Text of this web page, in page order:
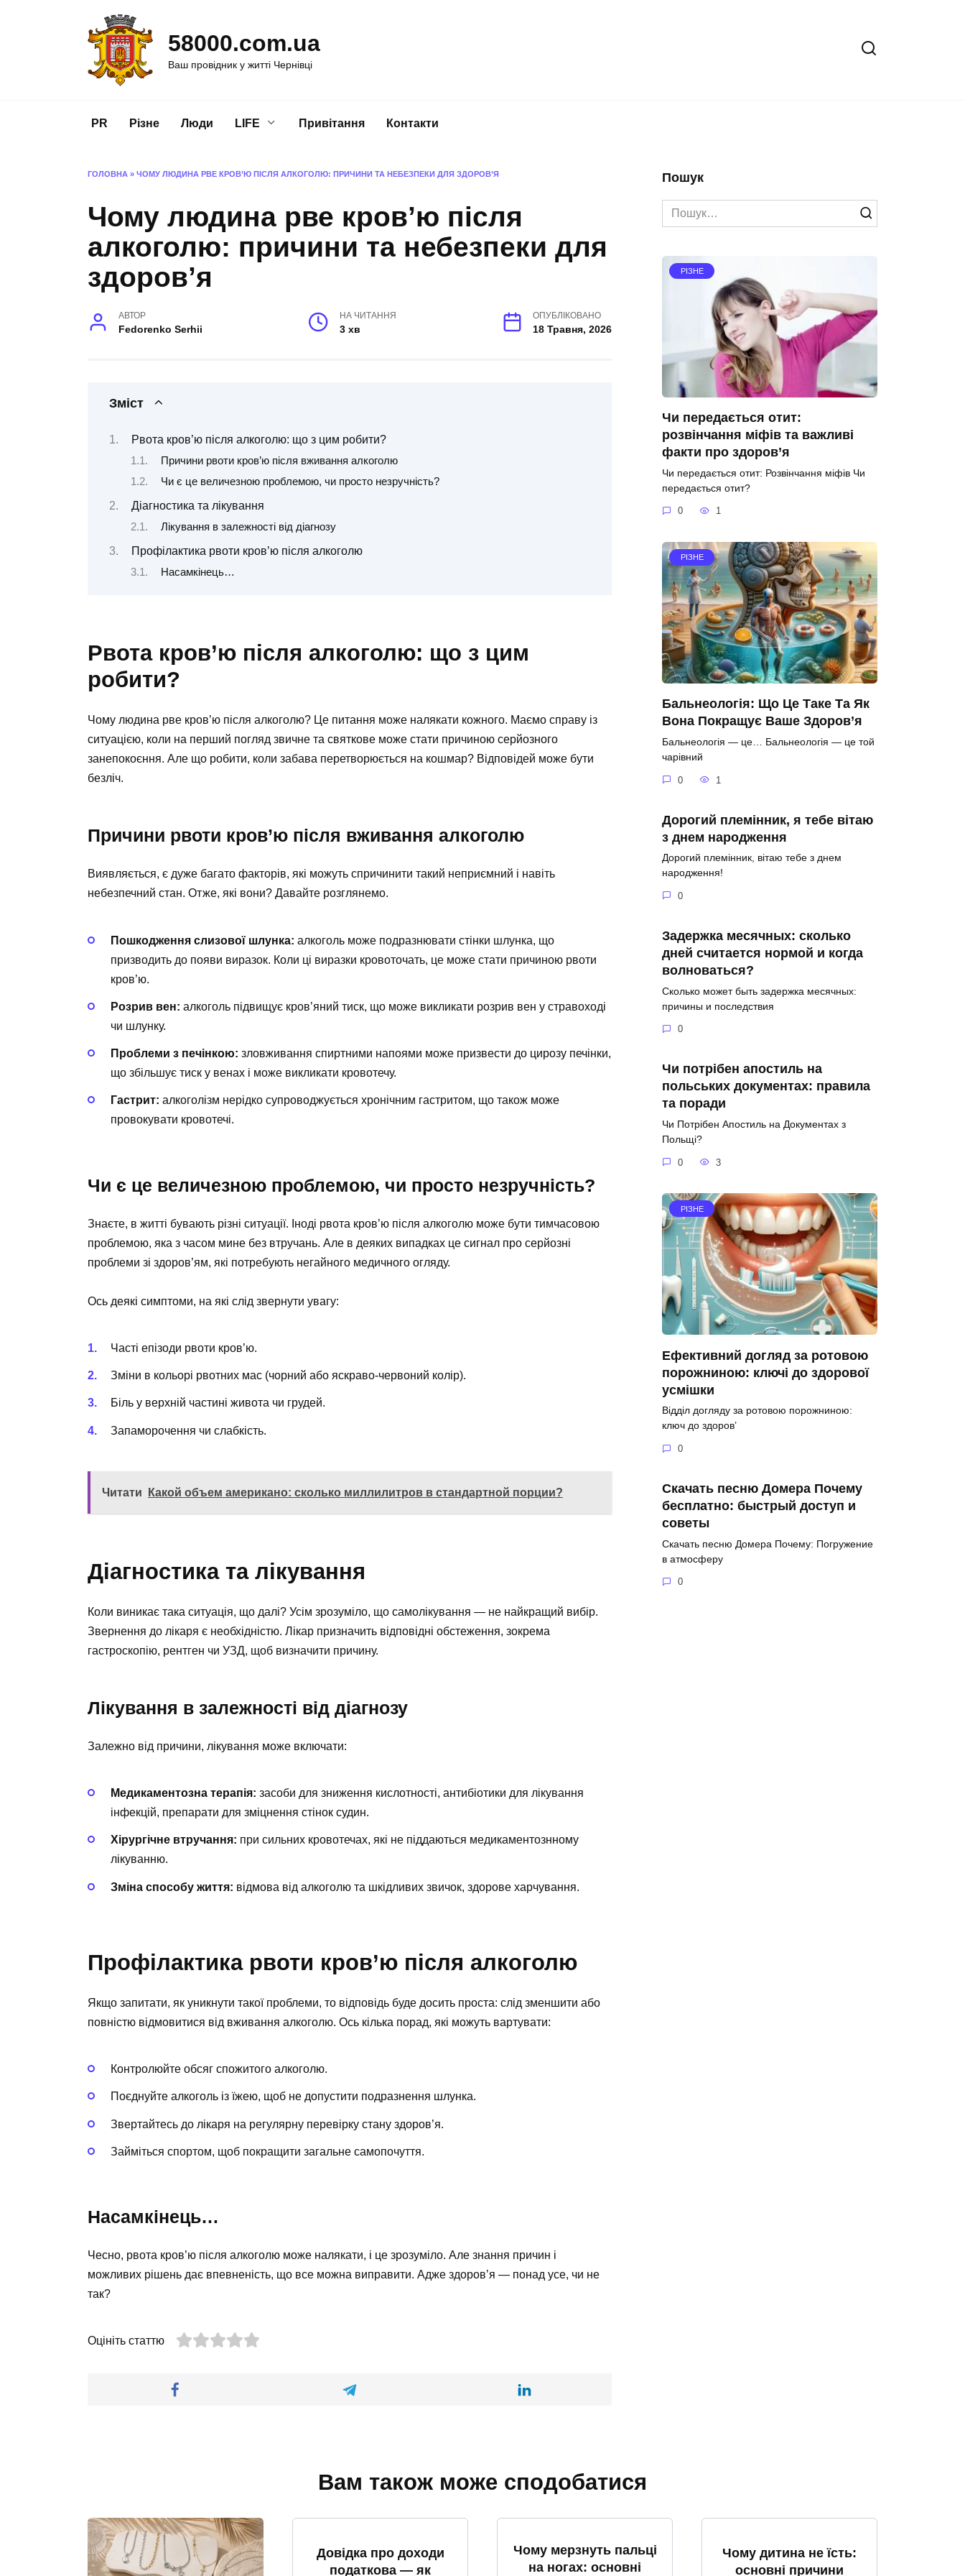
58000.com.ua
Ваш провідник у житті Чернівці
PR Різне Люди LIFE Привітання Контакти
ГОЛОВНА » ЧОМУ ЛЮДИНА РВЕ КРОВ’Ю ПІСЛЯ АЛКОГОЛЮ: ПРИЧИНИ ТА НЕБЕЗПЕКИ ДЛЯ ЗДОРОВ’Я
Чому людина рве кров’ю після
алкоголю: причини та небезпеки для
здоров’я
АВТОР
Fedorenko Serhii
НА ЧИТАННЯ
3 хв
ОПУБЛІКОВАНО
18 Травня, 2026
Зміст
Рвота кров’ю після алкоголю: що з цим робити?
Причини рвоти кров’ю після вживання алкоголю
Чи є це величезною проблемою, чи просто незручність?
Діагностика та лікування
Лікування в залежності від діагнозу
Профілактика рвоти кров’ю після алкоголю
Насамкінець…
Рвота кров’ю після алкоголю: що з цим
робити?
Чому людина рве кров’ю після алкоголю? Це питання може налякати кожного. Маємо справу із
ситуацією, коли на перший погляд звичне та святкове може стати причиною серйозного
занепокоєння. Але що робити, коли забава перетворюється на кошмар? Відповідей може бути
безліч.
Причини рвоти кров’ю після вживання алкоголю
Виявляється, є дуже багато факторів, які можуть спричинити такий неприємний і навіть
небезпечний стан. Отже, які вони? Давайте розглянемо.
Пошкодження слизової шлунка: алкоголь може подразнювати стінки шлунка, що
призводить до появи виразок. Коли ці виразки кровоточать, це може стати причиною рвоти
кров’ю.
Розрив вен: алкоголь підвищує кров’яний тиск, що може викликати розрив вен у стравоході
чи шлунку.
Проблеми з печінкою: зловживання спиртними напоями може призвести до цирозу печінки,
що збільшує тиск у венах і може викликати кровотечу.
Гастрит: алкоголізм нерідко супроводжується хронічним гастритом, що також може
провокувати кровотечі.
Чи є це величезною проблемою, чи просто незручність?
Знаєте, в житті бувають різні ситуації. Іноді рвота кров’ю після алкоголю може бути тимчасовою
проблемою, яка з часом мине без втручань. Але в деяких випадках це сигнал про серйозні
проблеми зі здоров’ям, які потребують негайного медичного огляду.
Ось деякі симптоми, на які слід звернути увагу:
Часті епізоди рвоти кров’ю.
Зміни в кольорі рвотних мас (чорний або яскраво-червоний колір).
Біль у верхній частині живота чи грудей.
Запаморочення чи слабкість.
Читати Какой объем американо: сколько миллилитров в стандартной порции?
Діагностика та лікування
Коли виникає така ситуація, що далі? Усім зрозуміло, що самолікування — не найкращий вибір.
Звернення до лікаря є необхідністю. Лікар призначить відповідні обстеження, зокрема
гастроскопію, рентген чи УЗД, щоб визначити причину.
Лікування в залежності від діагнозу
Залежно від причини, лікування може включати:
Медикаментозна терапія: засоби для зниження кислотності, антибіотики для лікування
інфекцій, препарати для зміцнення стінок судин.
Хірургічне втручання: при сильних кровотечах, які не піддаються медикаментознному
лікуванню.
Зміна способу життя: відмова від алкоголю та шкідливих звичок, здорове харчування.
Профілактика рвоти кров’ю після алкоголю
Якщо запитати, як уникнути такої проблеми, то відповідь буде досить проста: слід зменшити або
повністю відмовитися від вживання алкоголю. Ось кілька порад, які можуть вартувати:
Контролюйте обсяг спожитого алкоголю.
Поєднуйте алкоголь із їжею, щоб не допустити подразнення шлунка.
Звертайтесь до лікаря на регулярну перевірку стану здоров’я.
Займіться спортом, щоб покращити загальне самопочуття.
Насамкінець…
Чесно, рвота кров’ю після алкоголю може налякати, і це зрозуміло. Але знання причин і
можливих рішень дає впевненість, що все можна виправити. Адже здоров’я — понад усе, чи не
так?
Оцініть статтю
Пошук
Search
for:
РІЗНЕ
Чи передається отит:
розвінчання міфів та важливі
факти про здоров’я
Чи передається отит: Розвінчання міфів Чи
передається отит?
0 1
РІЗНЕ
Бальнеологія: Що Це Таке Та Як
Вона Покращує Ваше Здоров’я
Бальнеологія — це… Бальнеологія — це той
чарівний
0 1
Дорогий племінник, я тебе вітаю
з днем народження
Дорогий племінник, вітаю тебе з днем
народження!
0
Задержка месячных: сколько
дней считается нормой и когда
волноваться?
Сколько может быть задержка месячных:
причины и последствия
0
Чи потрібен апостиль на
польських документах: правила
та поради
Чи Потрібен Апостиль на Документах з
Польщі?
0 3
РІЗНЕ
Ефективний догляд за ротовою
порожниною: ключі до здорової
усмішки
Відділ догляду за ротовою порожниною:
ключ до здоров’
0
Скачать песню Домера Почему
бесплатно: быстрый доступ и
советы
Скачать песню Домера Почему: Погружение
в атмосферу
0
Вам також може сподобатися
Довідка про доходи
податкова — як
Чому мерзнуть пальці
на ногах: основні
Чому дитина не їсть:
основні причини